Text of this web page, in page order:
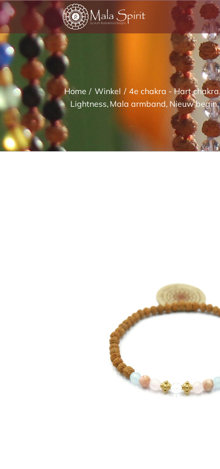
Ga
naar
inhoud
Home Winkel 4e chakra - Hart chakra
Lightness Mala armband Nieuw begin